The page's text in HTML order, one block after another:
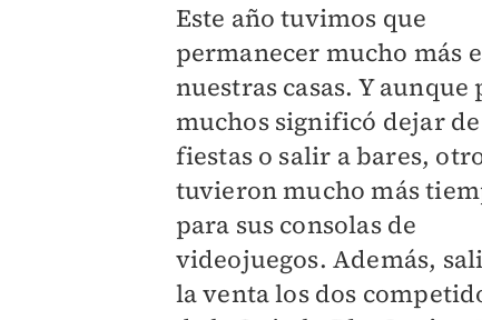
Este año tuvimos que
permanecer mucho más
nuestras casas. Y aunque
muchos significó dejar
fiestas o salir a bares,
tuvieron mucho más
para sus consolas de
videojuegos. Además,
la venta los dos